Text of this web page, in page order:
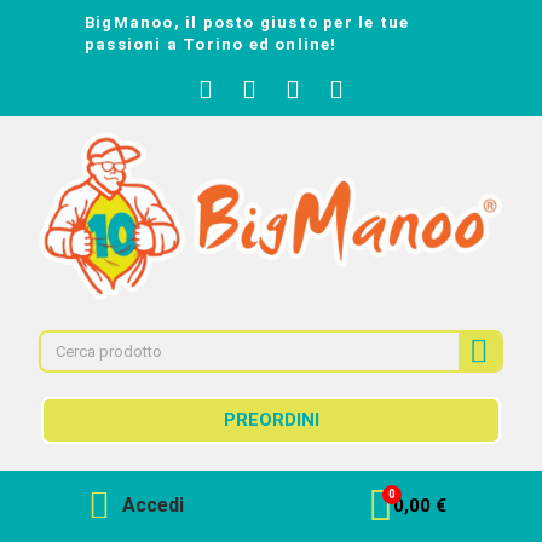
BigManoo, il posto giusto per le tue
passioni a Torino ed online!
PREORDINI
Accedi 0,00 €